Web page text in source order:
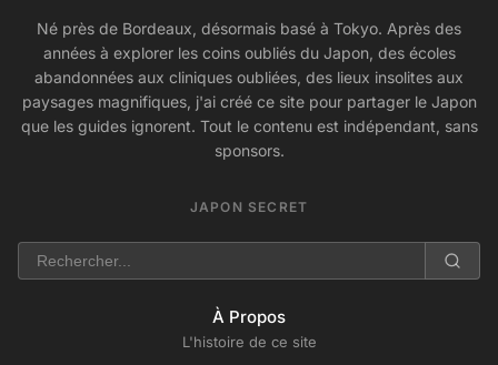
Né près de Bordeaux, désormais basé à Tokyo. Après des
années à explorer les coins oubliés du Japon, des écoles
abandonnées aux cliniques oubliées, des lieux insolites aux
paysages magnifiques, j'ai créé ce site pour partager le Japon
que les guides ignorent. Tout le contenu est indépendant, sans
sponsors.
JAPON SECRET
À Propos
L'histoire de ce site